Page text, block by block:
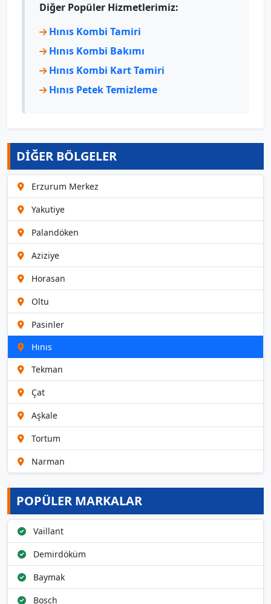
Diğer Popüler Hizmetlerimiz:
Hınıs Kombi Tamiri
Hınıs Kombi Bakımı
Hınıs Kombi Kart Tamiri
Hınıs Petek Temizleme
DİĞER BÖLGELER
Erzurum Merkez
Yakutiye
Palandöken
Aziziye
Horasan
Oltu
Pasinler
Hınıs
Tekman
Çat
Aşkale
Tortum
Narman
POPÜLER MARKALAR
Vaillant
Demirdöküm
Baymak
Bosch